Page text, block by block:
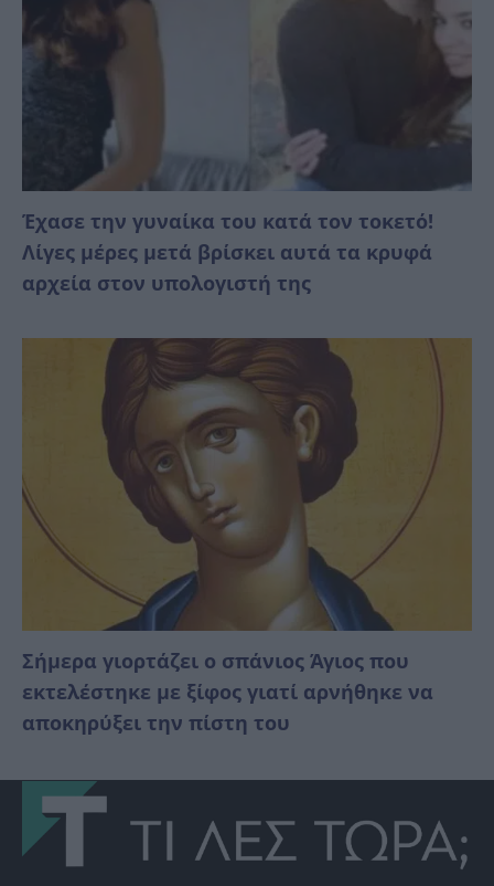
Έχασε την γυναίκα του κατά τον τοκετό!
Λίγες μέρες μετά βρίσκει αυτά τα κρυφά
αρχεία στον υπολογιστή της
Σήμερα γιορτάζει ο σπάνιος Άγιος που
εκτελέστηκε με ξίφος γιατί αρνήθηκε να
αποκηρύξει την πίστη του